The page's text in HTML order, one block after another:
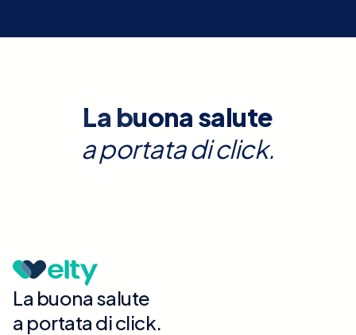
La buona salute
a portata di click.
La buona salute
a portata di click.